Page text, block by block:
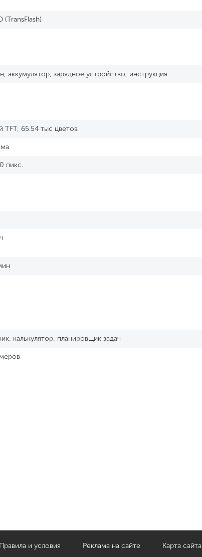
(TransFlash)
аккумулятор, зарядное устройство, инструкция
TFT, 65.54 тыс цветов
пикс.
калькулятор, планировщик задач
Правила и условия Реклама на сайте Карта сайта